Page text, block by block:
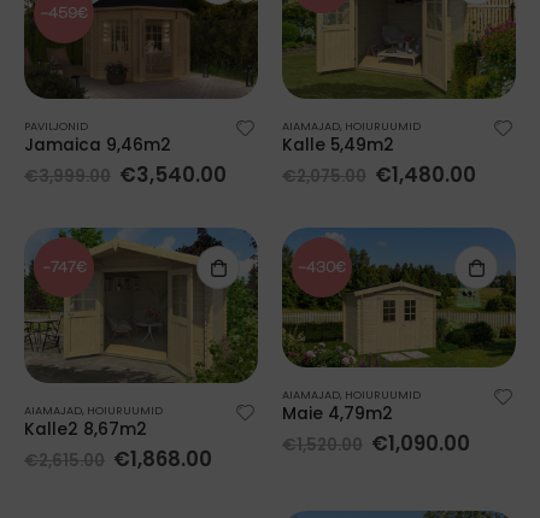
-459€
PAVILJONID
Jamaica 9,46m2
€3,999.00 €3,540.00
AIAMAJAD, HOIURUUMID
Kalle 5,49m2
€2,075.00 €1,480.00
-747€
AIAMAJAD, HOIURUUMID
Kalle2 8,67m2
€2,615.00 €1,868.00
-430€
AIAMAJAD, HOIURUUMID
Maie 4,79m2
€1,520.00 €1,090.00